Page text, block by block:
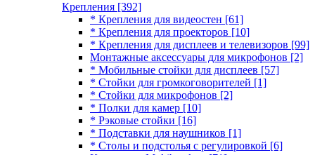
Крепления [392]
* Крепления для видеостен [61]
* Крепления для проекторов [10]
* Крепления для дисплеев и телевизоров [99]
Монтажные аксессуары для микрофонов [2]
* Мобильные стойки для дисплеев [57]
* Стойки для громкоговорителей [1]
* Стойки для микрофонов [2]
* Полки для камер [10]
* Рэковые стойки [16]
* Подставки для наушников [1]
* Столы и подстолья с регулировкой [6]